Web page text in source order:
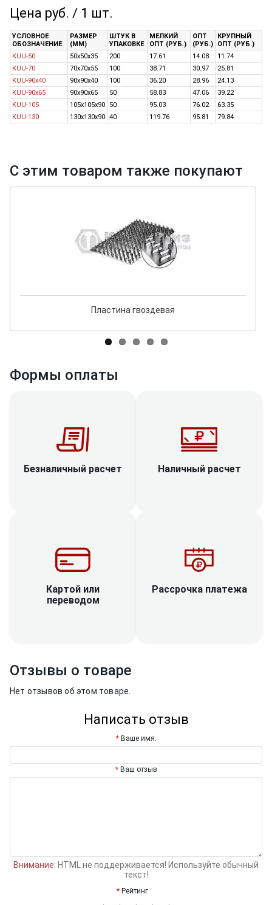
Цена руб. / 1 шт.
УСЛОВНОЕ
ОБОЗНАЧЕНИЕ
РАЗМЕР
(ММ)
ШТУК В
УПАКОВКЕ
МЕЛКИЙ
ОПТ (РУБ.)
ОПТ
(РУБ.)
КРУПНЫЙ
ОПТ (РУБ.)
KUU-50
50х50х35 200 17.61 14.08
11.74
KUU-70
70х70х55 100 38.71 30.97
25.81
KUU-90x40
90х90х40 100 36.20 28.96
24.13
KUU-90x65
90х90х65 50 58.83 47.06
39.22
KUU-105
105х105х90 50 95.03 76.02
63.35
KUU-130
130х130х90 40 119.76 95.81 79.84
С этим товаром также покупают
Пластина гвоздевая
Формы оплаты
Безналичный расчет Наличный расчет
Картой или
переводом
Рассрочка платежа
Отзывы о товаре
Нет отзывов об этом товаре.
Написать отзыв
Ваше имя:
Ваш отзыв
Внимание: HTML не поддерживается! Используйте обычный
текст!
Рейтинг